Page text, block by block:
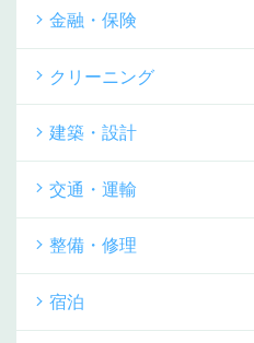
金融・保険
クリーニング
建築・設計
交通・運輸
整備・修理
宿泊